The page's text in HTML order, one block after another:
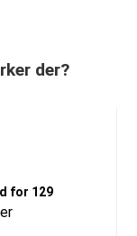
der?
for 129